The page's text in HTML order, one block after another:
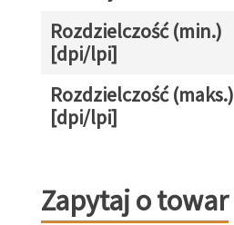
Rozdzielczość (min.)
[dpi/lpi]
Rozdzielczość (maks.)
[dpi/lpi]
Zapytaj o towar
Zapytaj o towar